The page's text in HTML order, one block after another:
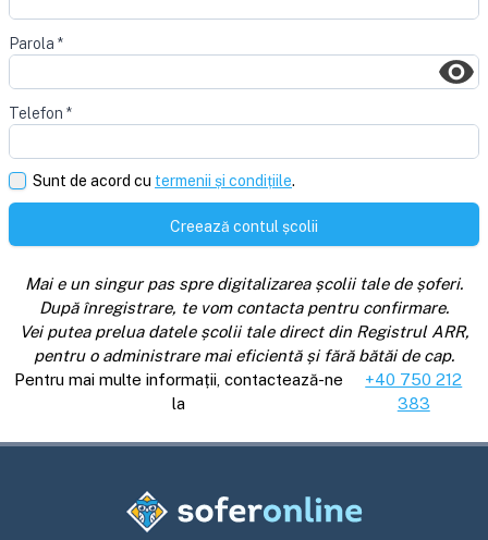
Parola *
Telefon *
Sunt de acord cu termenii și condițiile.
Creează contul școlii
Mai e un singur pas spre digitalizarea școlii tale de șoferi.
După înregistrare, te vom contacta pentru confirmare.
Vei putea prelua datele școlii tale direct din Registrul ARR,
pentru o administrare mai eficientă și fără bătăi de cap.
Pentru mai multe informații, contactează-ne
la
+40 750 212
383